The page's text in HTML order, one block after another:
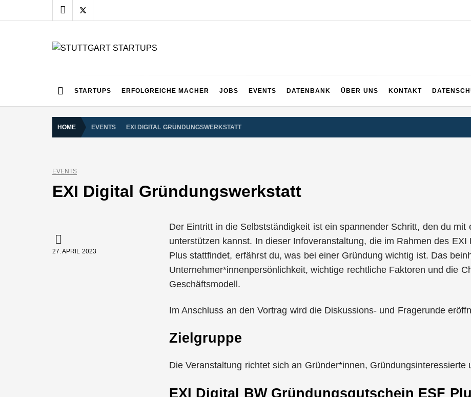
to
STARTUPS ERFOLGREICHE MACHER JOBS EVENTS DATENBANK ÜBER UNS KONTAKT
HOME EVENTS EXI DIGITAL GRÜNDUNGSWERKSTATT
EVENTS
EXI Digital Gründungswerkstatt
27. APRIL 2023
Der Eintritt in die Selbstständigkeit ist ein spannender Schritt, den du
unterstützen kannst. In dieser Infoveranstaltung, die im Rahmen des
Plus stattfindet, erfährst du, was bei einer Gründung wichtig ist. Das
Unternehmer*innenpersönlichkeit, wichtige rechtliche Faktoren und die
Geschäftsmodell.
Im Anschluss an den Vortrag wird die Diskussions- und Fragerunde
Zielgruppe
Die Veranstaltung richtet sich an Gründer*innen, Gründungsinteressierte
EXI Digital BW Gründungsgutschein ESF